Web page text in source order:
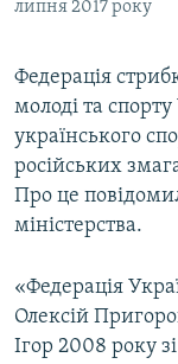
Усі сайти RFE/
липня 2017 року
Федерація
молоді та
українського
російських
Про це
міністерства.
«Федерація
Олексій
Ігор 2008 року